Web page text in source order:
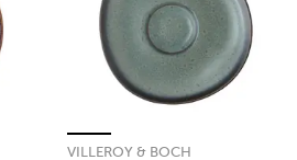
VILLEROY & BOCH